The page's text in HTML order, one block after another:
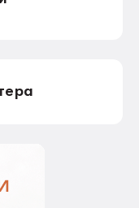
собственники